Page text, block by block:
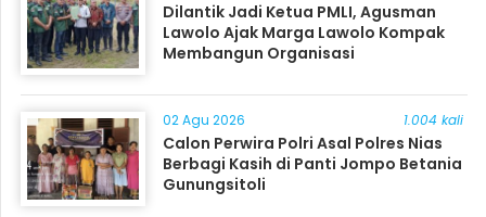
Dilantik Jadi Ketua PMLI, Agusman
Lawolo Ajak Marga Lawolo Kompak
Membangun Organisasi
02 Agu 2026 1.004 kali
Calon Perwira Polri Asal Polres Nias
Berbagi Kasih di Panti Jompo Betania
Gunungsitoli